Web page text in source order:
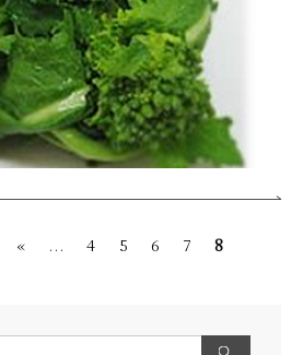
« ... 4 5 6 7 8